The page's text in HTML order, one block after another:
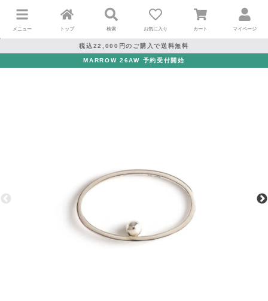
メニュー トップ 検索 お気に入り カート マイページ
税込22,000円のご購入で送料無料
MARROW 26AW 予約受付開始